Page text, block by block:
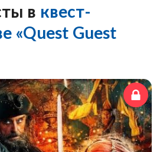
в квест-
«Quest Guest